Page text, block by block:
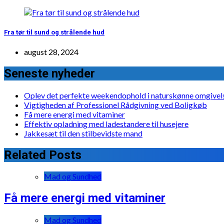
Fra tør til sund og strålende hud
august 28, 2024
Seneste nyheder
Oplev det perfekte weekendophold i naturskønne
Vigtigheden af Professionel Rådgivning ved Boligkøb
Få mere energi med vitaminer
Effektiv opladning med ladestandere til husejere
Jakkesæt til den stilbevidste mand
Related Posts
Mad og Sundhed
Få mere energi med vitaminer
Mad og Sundhed